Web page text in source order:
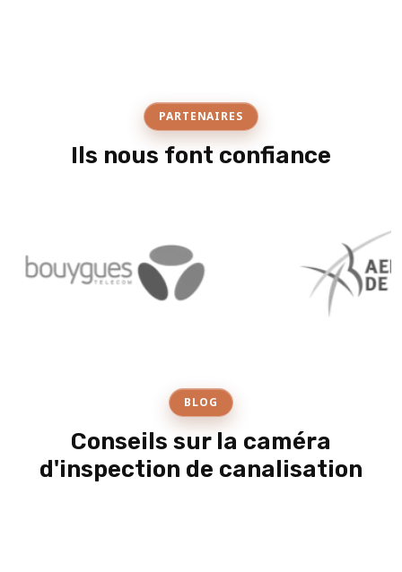
PARTENAIRES
Ils nous font confiance
BLOG
Conseils sur la caméra
d'inspection de canalisation